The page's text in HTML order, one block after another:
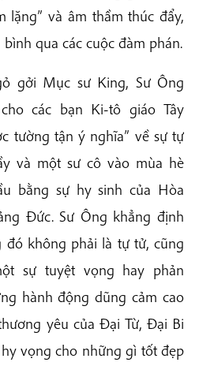
lặng” và âm thầm thúc đẩy,
qua các cuộc đàm phán.
gởi Mục sư King, Sư Ông
các bạn Ki-tô giáo Tây
tường tận ý nghĩa” về sự tự
và một sư cô vào mùa hè
bằng sự hy sinh của Hòa
Đức. Sư Ông khẳng định
đó không phải là tự tử, cũng
sự tuyệt vọng hay phản
hành động dũng cảm cao
yêu của Đại Từ, Đại Bi
vọng cho những gì tốt đẹp